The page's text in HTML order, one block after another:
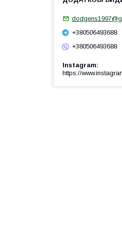
+380506493688
+380506493688
Instagram
https://